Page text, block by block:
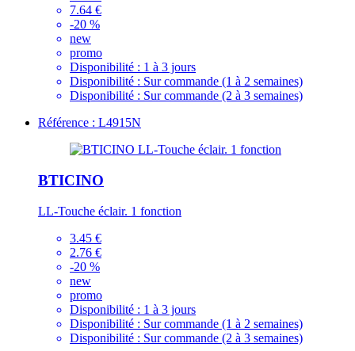
7.64 €
-20 %
new
promo
Disponibilité : 1 à 3 jours
Disponibilité : Sur commande (1 à 2 semaines)
Disponibilité : Sur commande (2 à 3 semaines)
Référence : L4915N
BTICINO
LL-Touche éclair. 1 fonction
3.45 €
2.76 €
-20 %
new
promo
Disponibilité : 1 à 3 jours
Disponibilité : Sur commande (1 à 2 semaines)
Disponibilité : Sur commande (2 à 3 semaines)